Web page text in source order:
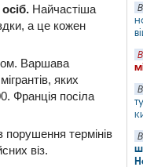
Найчастіша
а це кожен
Варшава
яких
Франція посіла
термінів
віз.